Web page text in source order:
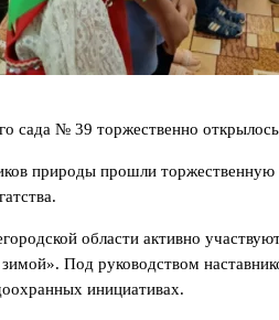
сада № 39 торжественно
природы прошли
области активно
Под руководством
инициативах.